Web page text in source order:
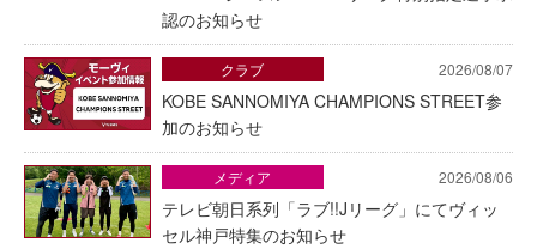
認のお知らせ
2026/08/07
KOBE SANNOMIYA CHAMPIONS STREET参
加のお知らせ
クラブ
2026/08/06
テレビ朝日系列「ラブ!!Jリーグ」にてヴィッ
セル神戸特集のお知らせ
メディア